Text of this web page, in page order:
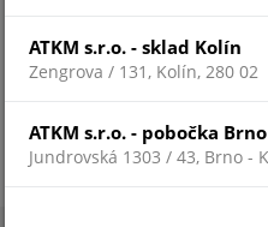
Pro zobrazení informací
ATKM s.r.o. - sklad Kolín
Zengrova / 131, Kolín, 280 02
ATKM s.r.o. - pobočka Brno
Jundrovská 1303 / 43, Brno -